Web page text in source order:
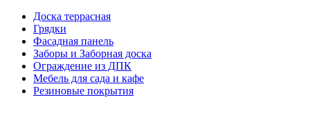
Доска террасная
Грядки
Фасадная панель
Заборы и Заборная доска
Ограждение из ДПК
Мебель для сада и кафе
Резиновые покрытия